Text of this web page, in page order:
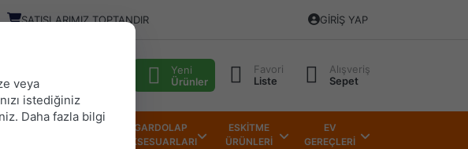
SATIŞLARIMIZ TOPTANDIR GIRIŞ YAP
Yeni
Ürünler
Favori
Liste
Alışveriş
Sepet
GARDOLAP
AKSESUARLARI
ESKİTME
ÜRÜNLERİ
EV
GEREÇLERİ
veya
istediğiniz
Daha fazla bilgi